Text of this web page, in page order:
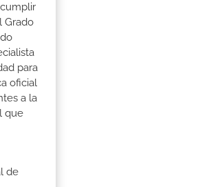
Grado
para
oficial
a la
que
de